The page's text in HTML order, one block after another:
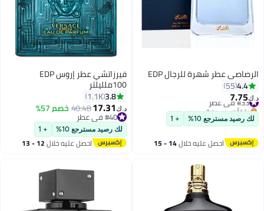
الرصاصي عطر شهرة للرجال EDP
4.4
55
د.ك‏7.75
#33 في عطر
بتخلّص بسرعة
#33 في عطر
لك رصيد مسترجع 10% + 1
احصل عليه خلال 14 - 15
فيرزاتشي عطر إروس EDP
100ملليلتر
3.8
1.1K
د.ك‏17.31
40.48خصم 57%
#40 في عطر
#40 في عطر
لك رصيد مسترجع 10% + 1
احصل عليه خلال 12 - 13